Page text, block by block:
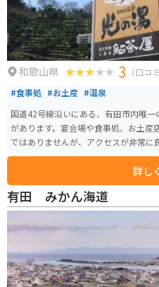
和歌山県 3 （口コ
#食事処 #お土産 #温泉
国道42号線沿いにある、有田市内唯
があります。宴会場や食事処、お土産
ではありませんが、アクセスが非常に
入浴できます。 有田川対面の山々や
詳し
有田 みかん海道